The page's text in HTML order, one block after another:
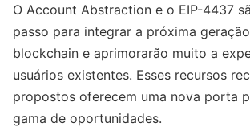
O Account Abstraction e o EIP-4437
passo para integrar a próxima
blockchain e aprimorarão muito a
usuários existentes. Esses recursos
propostos oferecem uma nova porta
gama de oportunidades.